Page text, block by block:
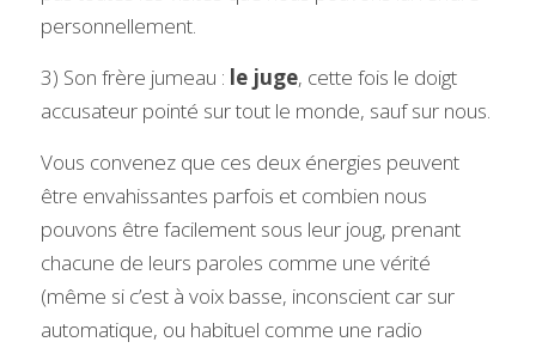
personnellement.
3) Son frère jumeau : le juge, cette fois le doigt
accusateur pointé sur tout le monde, sauf sur nous.
Vous convenez que ces deux énergies peuvent
être envahissantes parfois et combien nous
pouvons être facilement sous leur joug, prenant
chacune de leurs paroles comme une vérité
(même si c’est à voix basse, inconscient car sur
automatique, ou habituel comme une radio